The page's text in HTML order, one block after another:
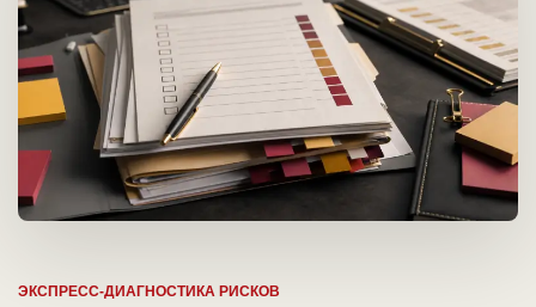
ЭКСПРЕСС-ДИАГНОСТИКА РИСКОВ